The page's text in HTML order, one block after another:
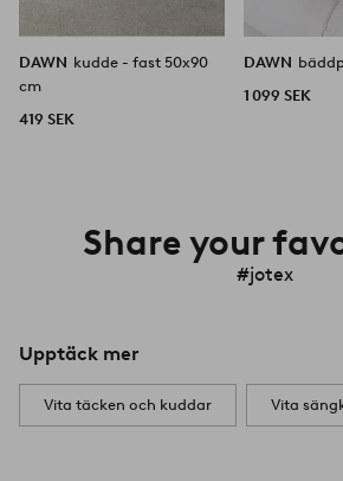
DAWN kudde - fast 50x90
cm
419 SEK
DAWN
1 099 SEK
Share your
#jotex
Upptäck mer
Vita täcken och kuddar Vita